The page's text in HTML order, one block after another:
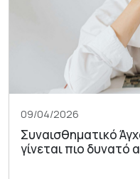
09/04/2026
Συναισθηματικό
γίνεται πιο δυνατό